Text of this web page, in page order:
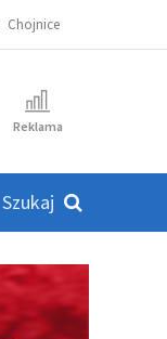
Chojnice
Reklama